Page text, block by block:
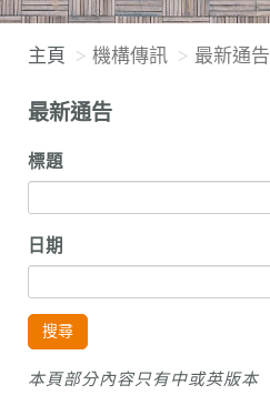
主頁 機構傳訊 最新通告
最新通告
標題
日期
搜尋
本頁部分內容只有中或英版本